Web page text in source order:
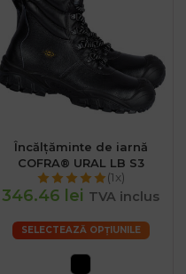
Încălțăminte de iarnă
COFRA® URAL LB S3
(1x)
346.46 lei TVA inclus
SELECTEAZĂ OPȚIUNILE